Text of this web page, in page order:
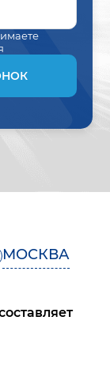
МОСКВА